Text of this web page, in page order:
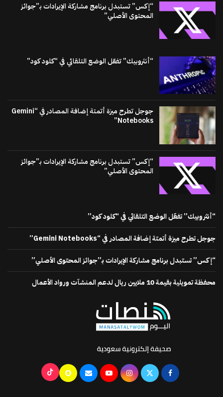
“إكس” تستبدل برنامج مشاركة الإيرادات بـ”جوائز
المحتوى الأصلي”
“أنثروبيك” تفعّل الوضع التلقائي في “كلود كود”
جوجل تطرح ميزة أتمتة إضافة المصادر في “Gemini
Notebooks”
“إكس” تستبدل برنامج مشاركة الإيرادات بـ”جوائز
المحتوى الأصلي”
“أنثروبيك” تفعّل الوضع التلقائي في “كلود كود”
جوجل تطرح ميزة أتمتة إضافة المصادر في “Gemini Notebooks”
“إكس” تستبدل برنامج مشاركة الإيرادات بـ”جوائز المحتوى الأصلي”
محفظة تمويلية بقيمة 10 ملايين ريال لدعم المنشآت ورواد الأعمال